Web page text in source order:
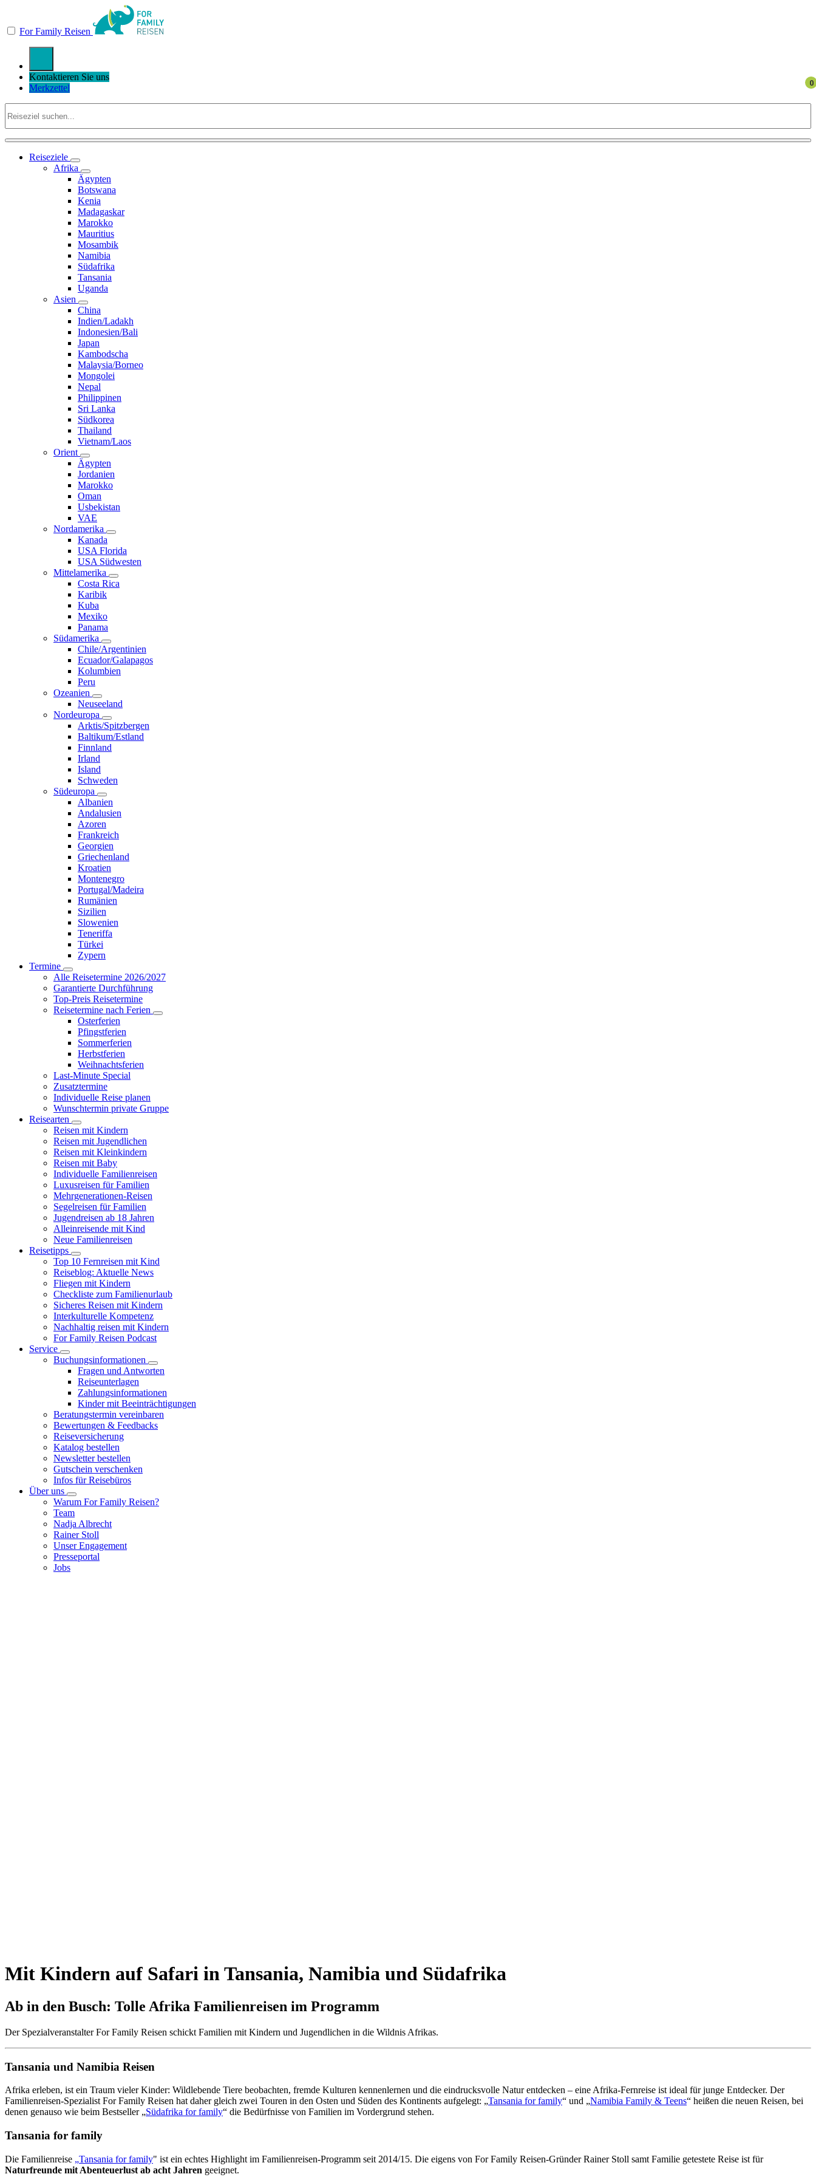
For Family Reisen
Kontaktieren Sie uns
Merkzettel
Reiseziele
Afrika
Ägypten
Botswana
Kenia
Madagaskar
Marokko
Mauritius
Mosambik
Namibia
Südafrika
Tansania
Uganda
Asien
China
Indien/Ladakh
Indonesien/Bali
Japan
Kambodscha
Malaysia/Borneo
Mongolei
Nepal
Philippinen
Sri Lanka
Südkorea
Thailand
Vietnam/Laos
Orient
Ägypten
Jordanien
Marokko
Oman
Usbekistan
VAE
Nordamerika
Kanada
USA Florida
USA Südwesten
Mittelamerika
Costa Rica
Karibik
Kuba
Mexiko
Panama
Südamerika
Chile/Argentinien
Ecuador/Galapagos
Kolumbien
Peru
Ozeanien
Neuseeland
Nordeuropa
Arktis/Spitzbergen
Baltikum/Estland
Finnland
Irland
Island
Schweden
Südeuropa
Albanien
Andalusien
Azoren
Frankreich
Georgien
Griechenland
Kroatien
Montenegro
Portugal/Madeira
Rumänien
Sizilien
Slowenien
Teneriffa
Türkei
Zypern
Termine
Alle Reisetermine 2026/2027
Garantierte Durchführung
Top-Preis Reisetermine
Reisetermine nach Ferien
Osterferien
Pfingstferien
Sommerferien
Herbstferien
Weihnachtsferien
Last-Minute Special
Zusatztermine
Individuelle Reise planen
Wunschtermin private Gruppe
Reisearten
Reisen mit Kindern
Reisen mit Jugendlichen
Reisen mit Kleinkindern
Reisen mit Baby
Individuelle Familienreisen
Luxusreisen für Familien
Mehrgenerationen-Reisen
Segelreisen für Familien
Jugendreisen ab 18 Jahren
Alleinreisende mit Kind
Neue Familienreisen
Reisetipps
Top 10 Fernreisen mit Kind
Reiseblog: Aktuelle News
Fliegen mit Kindern
Checkliste zum Familienurlaub
Sicheres Reisen mit Kindern
Interkulturelle Kompetenz
Nachhaltig reisen mit Kindern
For Family Reisen Podcast
Service
Buchungsinformationen
Fragen und Antworten
Reiseunterlagen
Zahlungsinformationen
Kinder mit Beeinträchtigungen
Beratungstermin vereinbaren
Bewertungen & Feedbacks
Reiseversicherung
Katalog bestellen
Newsletter bestellen
Gutschein verschenken
Infos für Reisebüros
Über uns
Warum For Family Reisen?
Team
Nadja Albrecht
Rainer Stoll
Unser Engagement
Presseportal
Jobs
Mit Kindern auf Safari in Tansania, Namibia und Südafrika
Ab in den Busch: Tolle Afrika Familienreisen im Programm
Der Spezialveranstalter For Family Reisen schickt Familien mit Kindern und Jugendlichen in die Wildnis Afrikas.
Tansania und Namibia Reisen
Afrika erleben, ist ein Traum vieler Kinder: Wildlebende Tiere beobachten, fremde Kulturen kennenlernen und die eindrucksvolle Natur entdecken – eine Afrika-Fernreise ist ideal für junge Entdecker. Der
Familienreisen-Spezialist For Family Reisen hat daher gleich zwei Touren in den Osten und Süden des Kontinents aufgelegt: „Tansania for family“ und „Namibia Family & Teens“ heißen die neuen Reisen, bei
denen genauso wie beim Bestseller „Südafrika for family“ die Bedürfnisse von Familien im Vordergrund stehen.
Tansania for family
Die Familienreise „Tansania for family" ist ein echtes Highlight im Familienreisen-Programm seit 2014/15. Die eigens von For Family Reisen-Gründer Rainer Stoll samt Familie getestete Reise ist für
Naturfreunde mit Abenteuerlust ab acht Jahren geeignet.